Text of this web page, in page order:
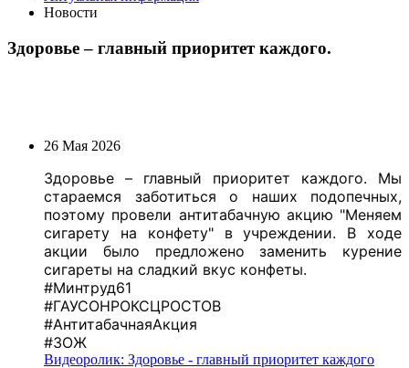
Новости
Здоровье – главный приоритет каждого.
26 Мая 2026
Здоровье – главный приоритет каждого. Мы
стараемся заботиться о наших подопечных,
поэтому провели антитабачную акцию "Меняем
сигарету на конфету" в учреждении. В ходе
акции было предложено заменить курение
сигареты на сладкий вкус конфеты.
#Минтруд61
#ГАУСОНРОКСЦРОСТОВ
#АнтитабачнаяАкция
#ЗОЖ
Видеоролик: Здоровье - главный приоритет каждого